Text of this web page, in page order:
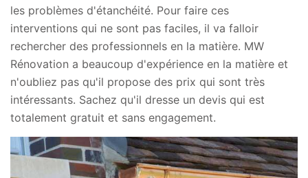
les problèmes d'étanchéité. Pour faire ces
interventions qui ne sont pas faciles, il va falloir
rechercher des professionnels en la matière. MW
Rénovation a beaucoup d'expérience en la matière et
n'oubliez pas qu'il propose des prix qui sont très
intéressants. Sachez qu'il dresse un devis qui est
totalement gratuit et sans engagement.